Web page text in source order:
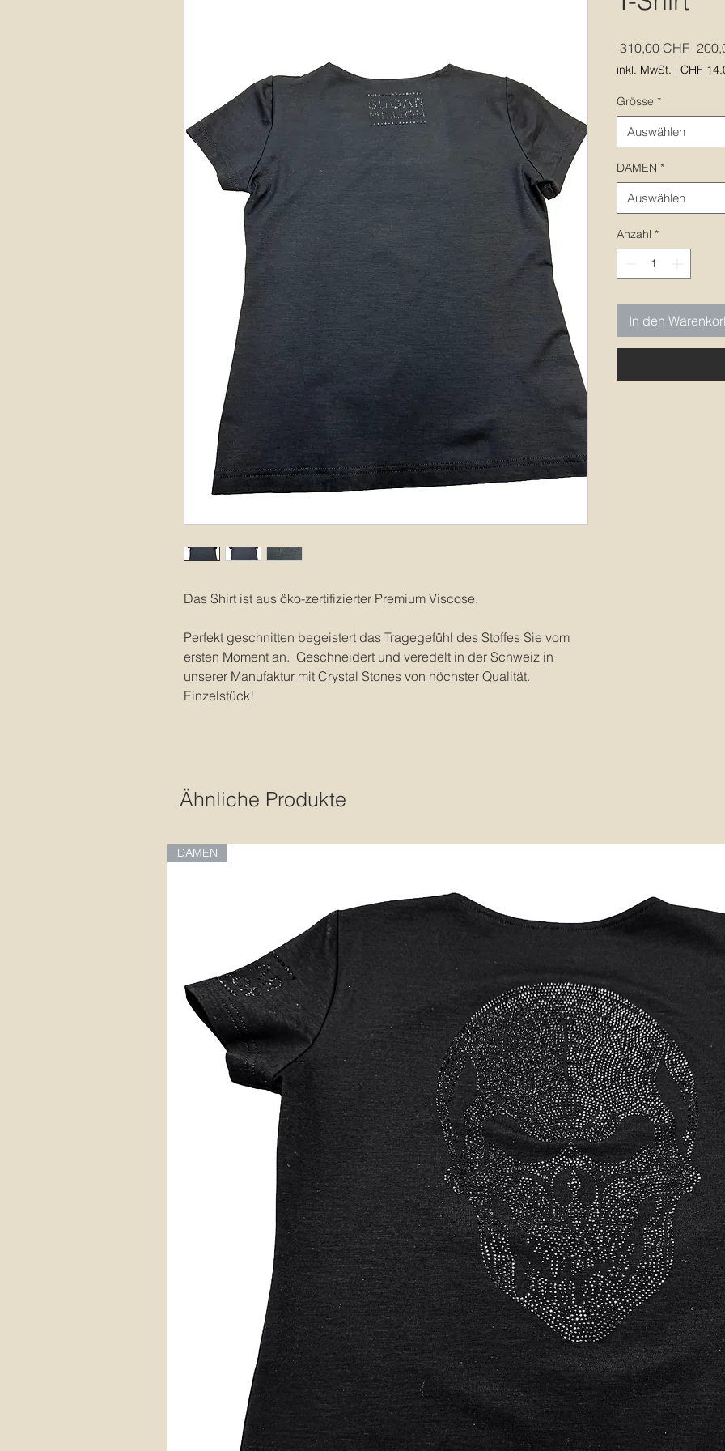
Das Shirt ist aus öko-zertifizierter Premium Viscose.
Perfekt geschnitten begeistert das Tragegefühl des Stoffes Sie vom
ersten Moment an. Geschneidert und veredelt in der Schweiz in
unserer Manufaktur mit Crystal Stones von höchster Qualität.
Einzelstück!
310,00 CHF
inkl. MwSt. | CHF
Grösse *
Auswählen
DAMEN *
Auswählen
Anzahl *
In den
Ähnliche Produkte
DAMEN